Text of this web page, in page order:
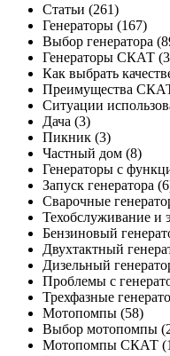
Статьи (261)
Генераторы (167)
Выбор генератора
Генераторы СКАТ
Как выбрать
Преимущества
Ситуации
Дача (3)
Пикник (3)
Частный дом (8)
Генераторы с
Запуск генератора
Сварочные
Техобслуживание и
Бензиновый
Двухтактный
Дизельный
Проблемы с
Трехфазные
Мотопомпы (58)
Выбор мотопомпы
Мотопомпы СКАТ